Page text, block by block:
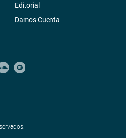
Editorial
Damos Cuenta